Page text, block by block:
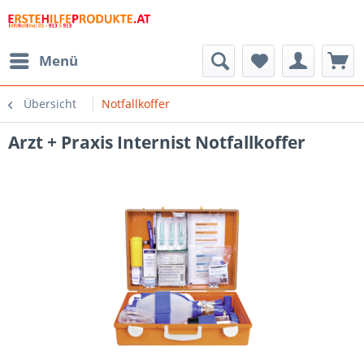
Menü
Übersicht Notfallkoffer
Arzt + Praxis Internist Notfallkoffer